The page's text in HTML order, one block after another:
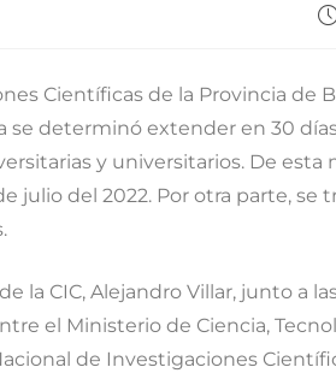
Científicas de la Provincia de
determinó extender en 30
y universitarios. De
julio del 2022. Por otra parte,
la CIC, Alejandro Villar, junto a
el Ministerio de Ciencia,
de Investigaciones